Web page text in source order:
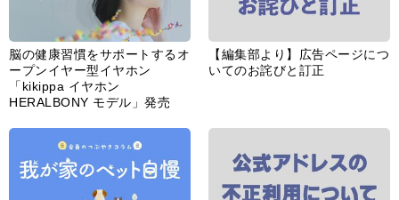
婦人公論とは
サイトポリシー／データの収集と利用について